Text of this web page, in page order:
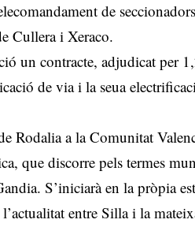
de
Cullera i Xeraco.
un contracte, adjudicat per
de via i la seua
Rodalia a la Comunitat
que discorre pels termes
S’iniciarà en la pròpia
entre Silla i la